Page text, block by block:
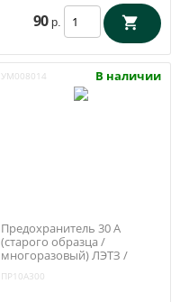
90 р.
УМ008014 В наличии
Предохранитель 30 А
(старого образца /
многоразовый) ЛЭТЗ /
ПР10А300